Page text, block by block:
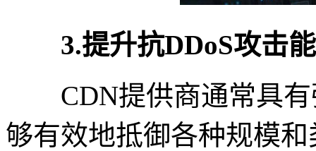
3.提升抗DDoS攻击
CDN提供商通常具有
够有效地抵御各种规模